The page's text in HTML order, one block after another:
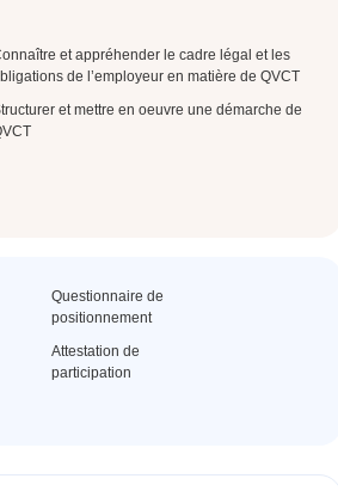
et appréhender le cadre légal et les
de l’employeur en matière de QVCT
et mettre en oeuvre une démarche de
Questionnaire de
positionnement
Attestation de
participation